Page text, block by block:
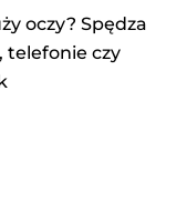
oczy? Spędza
telefonie czy